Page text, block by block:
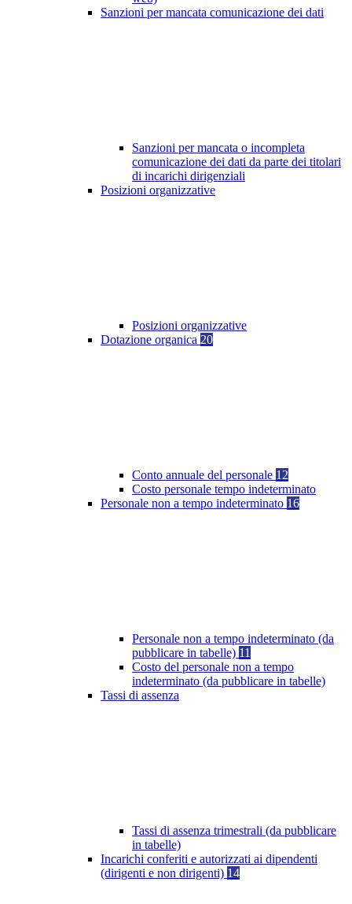
Sanzioni per mancata comunicazione dei dati
Sanzioni per mancata o incompleta
comunicazione dei dati da parte dei titolari
di incarichi dirigenziali
Posizioni organizzative
Posizioni organizzative
Dotazione organica 20
Conto annuale del personale 12
Costo personale tempo indeterminato
Personale non a tempo indeterminato 16
Personale non a tempo indeterminato (da
pubblicare in tabelle) 11
Costo del personale non a tempo
indeterminato (da pubblicare in tabelle)
Tassi di assenza
Tassi di assenza trimestrali (da pubblicare
in tabelle)
Incarichi conferiti e autorizzati ai dipendenti
(dirigenti e non dirigenti) 14